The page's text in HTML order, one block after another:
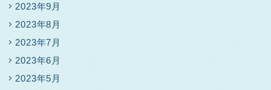
2023年9月
2023年8月
2023年7月
2023年6月
2023年5月